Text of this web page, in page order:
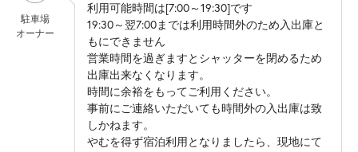
・小網神社 徒歩2分
・堀留町区民館 徒歩6分
・水天宮 徒歩8分
・明治座 徒歩11分
・福徳神社 徒歩12分
・三越劇場 徒歩12分
・浜町公園 徒歩13分
駐車場
オーナー
利用可能時間は[7:00～19:30]です
19:30～翌7:00までは利用時間外のため入出庫と
もにできません
営業時間を過ぎますとシャッターを閉めるため
出庫出来なくなります。
時間に余裕をもってご利用ください。
事前にご連絡いただいても時間外の入出庫は致
しかねます。
やむを得ず宿泊利用となりましたら、現地にて